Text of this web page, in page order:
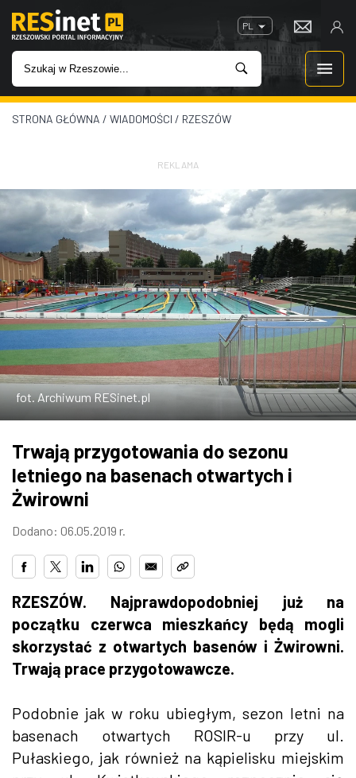
PL
WIADOMOŚCI
IMPREZY
ROZRYWKA
W KINACH
GASTRONOMIA
ZDJĘCIA
W RZESZOWIE
STRONA GŁÓWNA / WIADOMOŚCI / RZESZÓW
REKLAMA
fot. Archiwum RESinet.pl
Trwają przygotowania do sezonu
letniego na basenach otwartych i
Żwirowni
Dodano: 06.05.2019 r.
RZESZÓW. Najprawdopodobniej już na
początku czerwca mieszkańcy będą mogli
skorzystać z otwartych basenów i Żwirowni.
Trwają prace przygotowawcze.
Podobnie jak w roku ubiegłym, sezon letni na
basenach otwartych ROSIR-u przy ul.
Pułaskiego, jak również na kąpielisku miejskim